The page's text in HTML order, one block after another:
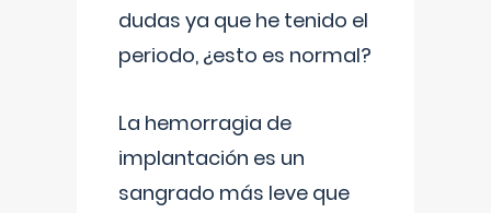
dudas ya que he tenido el
periodo, ¿esto es normal?
La hemorragia de
implantación es un
sangrado más leve que